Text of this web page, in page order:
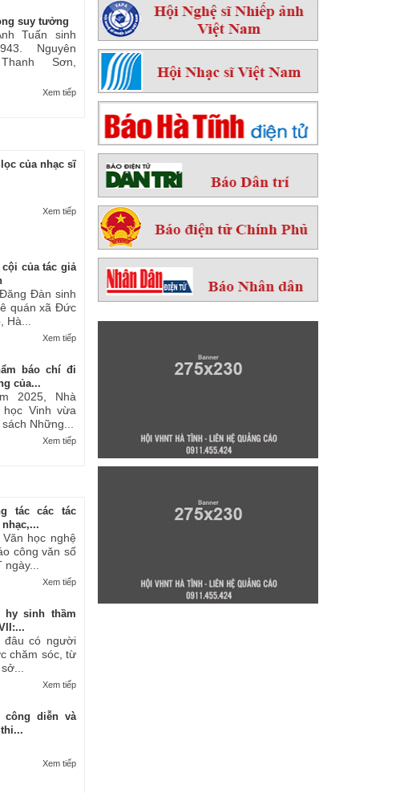
suy tưởng
Tuấn sinh
Nguyên
Sơn,
Xem tiếp
của nhạc sĩ
Xem tiếp
cội của tác giả
Đàn sinh
quán xã Đức
Hà...
Xem tiếp
báo chí đi
của...
2025, Nhà
Vinh vừa
Những...
Xem tiếp
tác các tác
học nghệ
công văn số
ngày...
Xem tiếp
hy sinh thầm
có người
chăm sóc, từ
Xem tiếp
công diễn và
Xem tiếp